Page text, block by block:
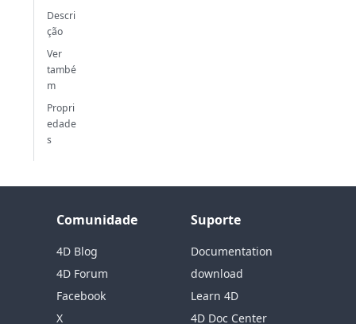
Descri
ção
Ver
també
m
Propri
edade
s
Comunidade
4D Blog
4D Forum
Facebook
X
Suporte
Documentation
download
Learn 4D
4D Doc Center